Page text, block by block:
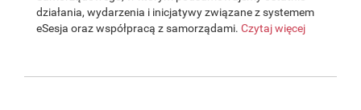
działania, wydarzenia i inicjatywy związane z systemem
eSesja oraz współpracą z samorządami. Czytaj więcej